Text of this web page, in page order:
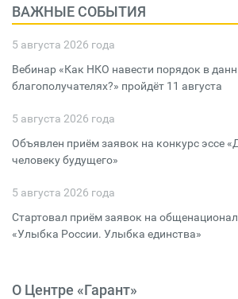
ВАЖНЫЕ СОБЫТИЯ
5 августа 2026 года
Вебинар «Как НКО навести порядок в
благополучателях?» пройдёт 11 августа
5 августа 2026 года
Объявлен приём заявок на конкурс эссе
человеку будущего»
5 августа 2026 года
Стартовал приём заявок на
«Улыбка России. Улыбка единства»
О Центре «Гарант»